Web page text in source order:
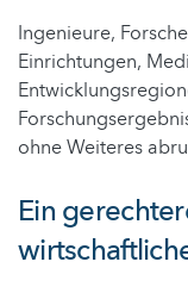
Ingenieure,
Einrichtungen,
ohne Weiteres
Ein